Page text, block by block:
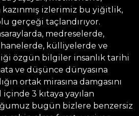
kazınmış izlerimiz bu yiğitlik,
gerçeği taçlandırıyor.
medreselerde,
külliyelerde ve
özgün bilgiler insanlık tarihi
ve düşünce dünyasına
ortak mirasına damgasını
3 kıtaya yayılan
bugün bizlere benzersiz